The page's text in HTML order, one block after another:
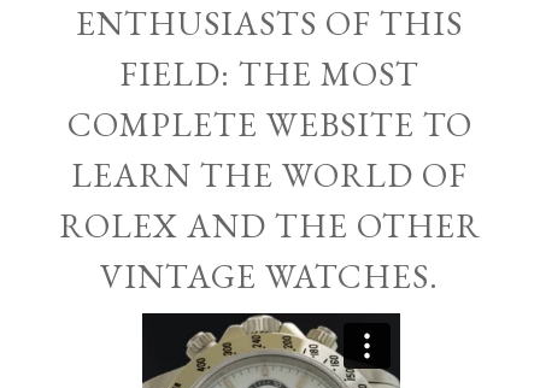
ENTHUSIASTS OF THIS
FIELD: THE MOST
COMPLETE WEBSITE TO
LEARN THE WORLD OF
ROLEX AND THE OTHER
VINTAGE WATCHES.